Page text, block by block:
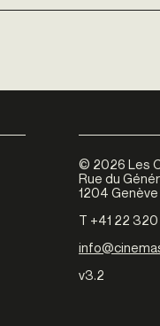
© 2026 Les
Rue du
1204 Genève
T +41 22
v3.2